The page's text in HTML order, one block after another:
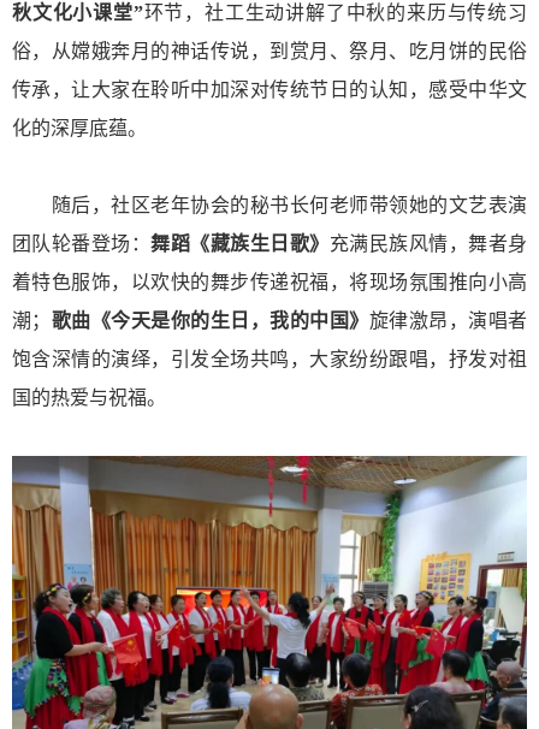
秋文化小课堂”环节，社工生动讲解了中秋的来历与传统习
俗，从嫦娥奔月的神话传说，到赏月、祭月、吃月饼的民俗
传承，让大家在聆听中加深对传统节日的认知，感受中华文
化的深厚底蕴。
随后，社区老年协会的秘书长何老师带领她的文艺表演
团队轮番登场：舞蹈《藏族生日歌》 充满民族风情，舞者身
着特色服饰，以欢快的舞步传递祝福，将现场氛围推向小高
潮； 歌曲《今天是你的生日，我的中国》 旋律激昂，演唱者
饱含深情的演绎，引发全场共鸣，大家纷纷跟唱，抒发对祖
国的热爱与祝福。